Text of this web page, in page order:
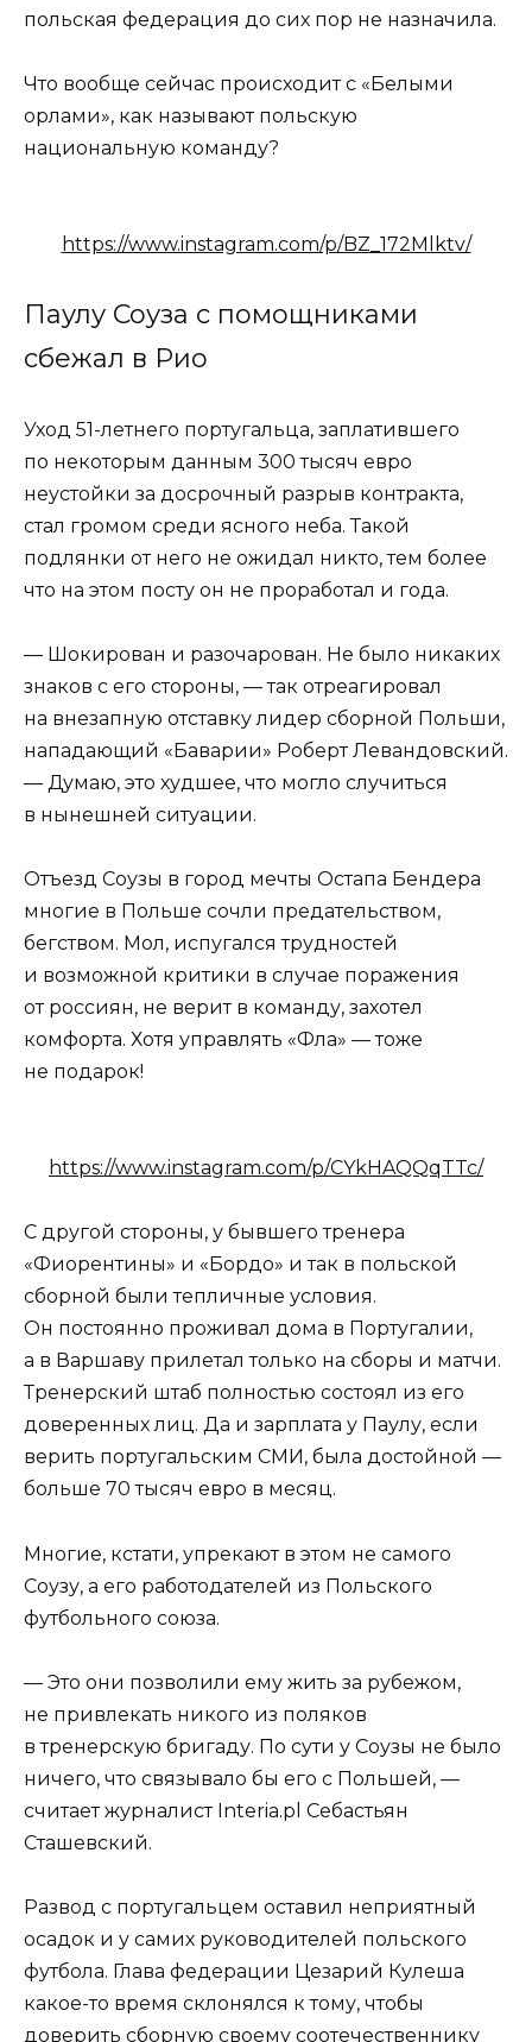
польская федерация до сих пор не назначила.
Что вообще сейчас происходит с «Белыми
орлами», как называют польскую
национальную команду?
https://www.instagram.com/p/BZ_172Mlktv/
Паулу Соуза с помощниками
сбежал в Рио
Уход 51-летнего португальца, заплатившего
по некоторым данным 300 тысяч евро
неустойки за досрочный разрыв контракта,
стал громом среди ясного неба. Такой
подлянки от него не ожидал никто, тем более
что на этом посту он не проработал и года.
— Шокирован и разочарован. Не было никаких
знаков с его стороны, — так отреагировал
на внезапную отставку лидер сборной Польши,
нападающий «Баварии» Роберт Левандовский.
— Думаю, это худшее, что могло случиться
в нынешней ситуации.
Отъезд Соузы в город мечты Остапа Бендера
многие в Польше сочли предательством,
бегством. Мол, испугался трудностей
и возможной критики в случае поражения
от россиян, не верит в команду, захотел
комфорта. Хотя управлять «Фла» — тоже
не подарок!
https://www.instagram.com/p/CYkHAQQqTTc/
С другой стороны, у бывшего тренера
«Фиорентины» и «Бордо» и так в польской
сборной были тепличные условия.
Он постоянно проживал дома в Португалии,
а в Варшаву прилетал только на сборы и матчи.
Тренерский штаб полностью состоял из его
доверенных лиц. Да и зарплата у Паулу, если
верить португальским СМИ, была достойной —
больше 70 тысяч евро в месяц.
Многие, кстати, упрекают в этом не самого
Соузу, а его работодателей из Польского
футбольного союза.
— Это они позволили ему жить за рубежом,
не привлекать никого из поляков
в тренерскую бригаду. По сути у Соузы не было
ничего, что связывало бы его с Польшей, —
считает журналист Interia.pl Себастьян
Сташевский.
Развод с португальцем оставил неприятный
осадок и у самих руководителей польского
футбола. Глава федерации Цезарий Кулеша
какое-то время склонялся к тому, чтобы
доверить сборную своему соотечественнику